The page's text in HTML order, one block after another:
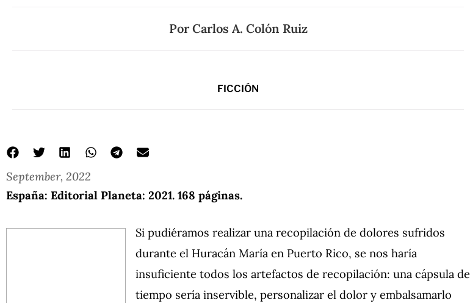
Por Carlos A. Colón Ruiz
FICCIÓN
September, 2022
España: Editorial Planeta: 2021. 168 páginas.
Si pudiéramos realizar una recopilación de dolores sufridos
durante el Huracán María en Puerto Rico, se nos haría
insuficiente todos los artefactos de recopilación: una cápsula de
tiempo sería inservible, personalizar el dolor y embalsamarlo